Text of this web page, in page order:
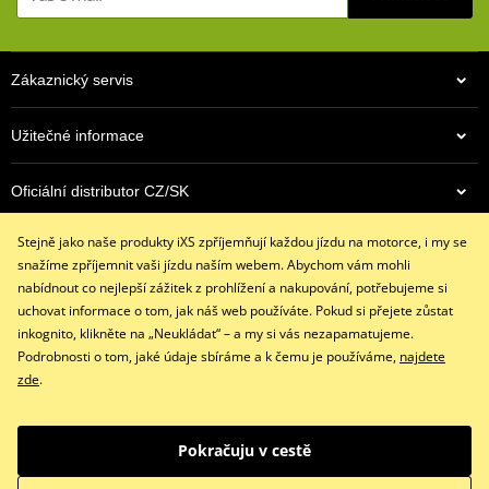
Skladem
zipper hidden behind press stud flap
stretch gusset on the back
PDF iXS SIZE
PDF size chart
Zákaznický servis
Užitečné informace
Oficiální distributor CZ/SK
Kontaktujte nás
+420 491 007 007
info@ixs-motopoint.cz
Po - Pá (8:00 - 16:30)
Copyright © 2026 www.ixs-motopoint.cz
Stejně jako naše produkty iXS zpříjemňují každou jízdu na motorce, i my se
snažíme zpříjemnit vaši jízdu naším webem. Abychom vám mohli
nabídnout co nejlepší zážitek z prohlížení a nakupování, potřebujeme si
uchovat informace o tom, jak náš web používáte. Pokud si přejete zůstat
inkognito, klikněte na „Neukládat“ – a my si vás nezapamatujeme.
Podrobnosti o tom, jaké údaje sbíráme a k čemu je používáme, najdete
zde.
Pokračuju v cestě